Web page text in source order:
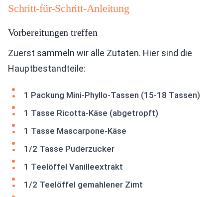
Schritt-für-Schritt-Anleitung
Vorbereitungen treffen
Zuerst sammeln wir alle Zutaten. Hier sind die
Hauptbestandteile:
1 Packung Mini-Phyllo-Tassen (15-18 Tassen)
1 Tasse Ricotta-Käse (abgetropft)
1 Tasse Mascarpone-Käse
1/2 Tasse Puderzucker
1 Teelöffel Vanilleextrakt
1/2 Teelöffel gemahlener Zimt